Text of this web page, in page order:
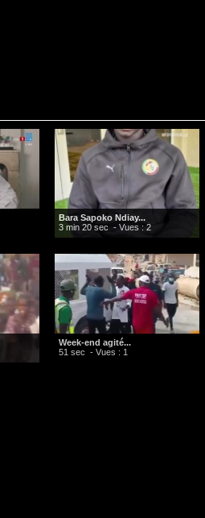
Bara Sapoko Ndiay...
3 min 20 sec - Vues : 2
Week-end agité...
51 sec - Vues : 1